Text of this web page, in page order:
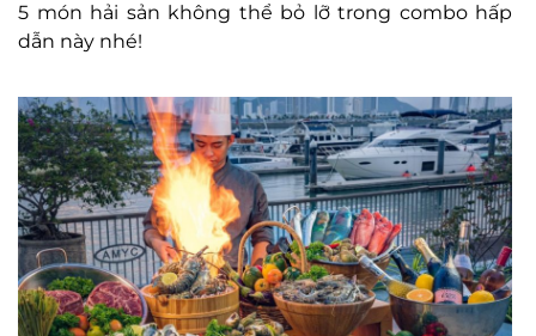
5 món hải sản không thể bỏ lỡ trong combo hấp
dẫn này nhé!